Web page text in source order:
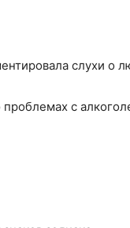
слухи о
с